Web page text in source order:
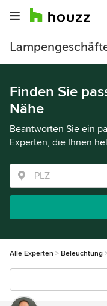
Finden Sie
Nähe
Beantworten Sie ein
Experten, die Ihnen
Alle Experten Beleuchtung